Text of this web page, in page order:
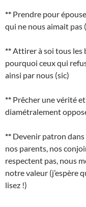
** Prendre pour
qui ne nous aimait pas
** Attirer à soi tous les
pourquoi ceux qui
ainsi par nous (sic)
** Prêcher une vérité
diamétralement
** Devenir patron
nos parents, nos
respectent pas, nous
notre valeur (j’espère
lisez !)